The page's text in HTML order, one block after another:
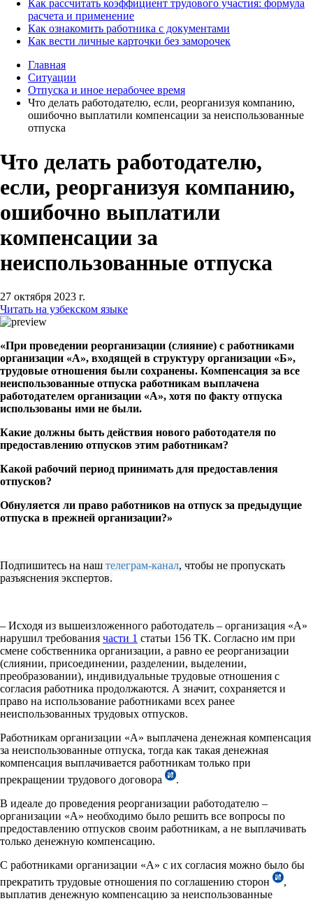
Как рассчитать коэффициент трудового участия: формула
расчета и применение
Как ознакомить работника с документами
Как вести личные карточки без заморочек
Главная
Ситуации
Отпуска и иное нерабочее время
Что делать работодателю, если, реорганизуя компанию,
ошибочно выплатили компенсации за неиспользованные
отпуска
Что делать работодателю,
если, реорганизуя компанию,
ошибочно выплатили
компенсации за
неиспользованные отпуска
27 октября 2023 г.
Читать на узбекском языке
«При проведении реорганизации (слияние) с работниками
организации «А», входящей в структуру организации «Б»,
трудовые отношения были сохранены. Компенсация за все
неиспользованные отпуска работникам выплачена
работодателем организации «А», хотя по факту отпуска
использованы ими не были.
Какие должны быть действия нового работодателя по
предоставлению отпусков этим работникам?
Какой рабочий период принимать для предоставления
отпусков?
Обнуляется ли право работников на отпуск за предыдущие
отпуска в прежней организации?»
Подпишитесь на наш телеграм-канал, чтобы не пропускать
разъяснения экспертов.
– Исходя из вышеизложенного работодатель – организация «А»
нарушил требования части 1 статьи 156 ТК. Согласно им при
смене собственника организации, а равно ее реорганизации
(слиянии, присоединении, разделении, выделении,
преобразовании), индивидуальные трудовые отношения с
согласия работника продолжаются. А значит, сохраняется и
право на использование работниками всех ранее
неиспользованных трудовых отпусков.
Работникам организации «А» выплачена денежная компенсация
за неиспользованные отпуска, тогда как такая денежная
компенсация выплачивается работникам только при
прекращении трудового договора
.
В идеале до проведения реорганизации работодателю –
организации «А» необходимо было решить все вопросы по
предоставлению отпусков своим работникам, а не выплачивать
только денежную компенсацию.
С работниками организации «А» с их согласия можно было бы
прекратить трудовые отношения по соглашению сторон
,
выплатив денежную компенсацию за неиспользованные